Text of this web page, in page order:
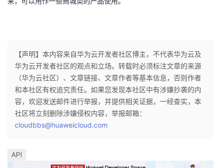
【声明】本内容来自华为云开发者社区博主，不代表华为云及
华为云开发者社区的观点和立场。转载时必须标注文章的来源
（华为云社区）、文章链接、文章作者等基本信息，否则作者
和本社区有权追究责任。如果您发现本社区中有涉嫌抄袭的内
容，欢迎发送邮件进行举报，并提供相关证据，一经查实，本
社区将立刻删除涉嫌侵权内容，举报邮箱：
cloudbbs@huaweicloud.com
API